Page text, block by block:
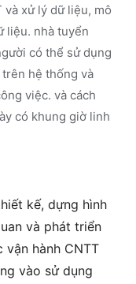
và xử lý dữ liệu, mô
liệu. nhà tuyển
có thể sử dụng
hệ thống và
việc. và cách
có khung giờ linh
kế, dựng hình
và phát triển
hành CNTT
vào sử dụng